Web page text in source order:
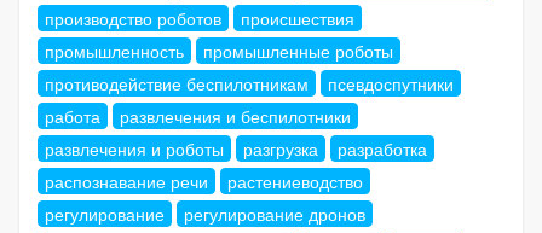
производство роботов
происшествия
промышленность
промышленные роботы
противодействие беспилотникам
псевдоспутники
работа
развлечения и беспилотники
развлечения и роботы
разгрузка
разработка
распознавание речи
растениеводство
регулирование
регулирование дронов